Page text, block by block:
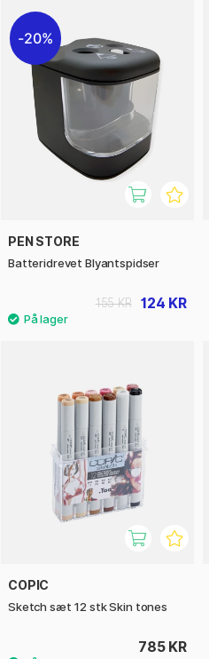
20%
PEN STORE
Batteridrevet Blyantspidser
124 KR
155 KR
COPIC
Sketch sæt 12 stk Skin tones
785 KR